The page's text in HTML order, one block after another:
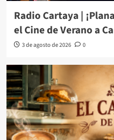
Radio Cartaya |
el Cine de Verano a
3 de agosto de 2026 0